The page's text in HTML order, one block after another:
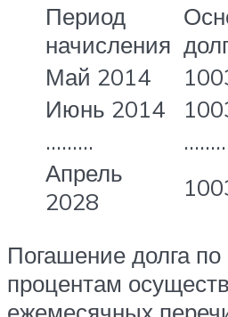
Период
начисления
Май 2014
Июнь 2014
………
Апрель
2028
Погашение долга по
процентам